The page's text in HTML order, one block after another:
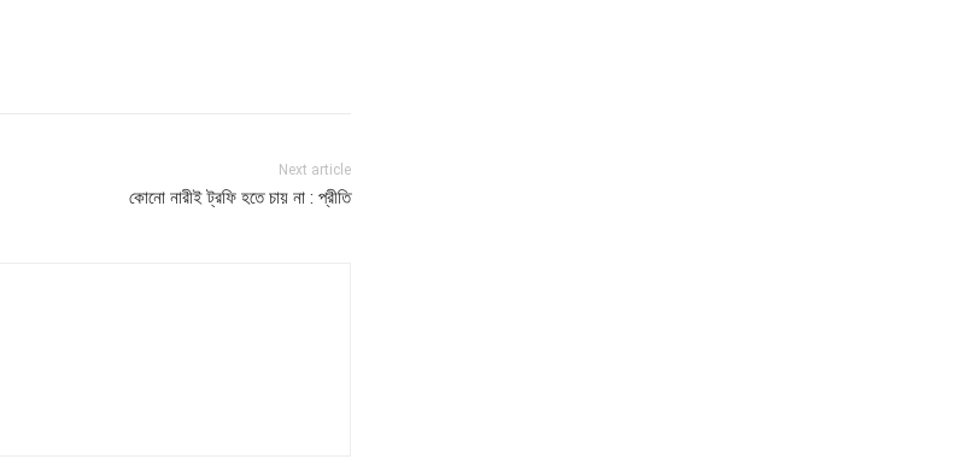
Next article
কোনো নারীই ট্রফি হতে চায় না : প্রীতি